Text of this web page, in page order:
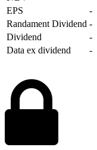
EPS
-
Randament Dividend -
Dividend
-
Data ex dividend
-